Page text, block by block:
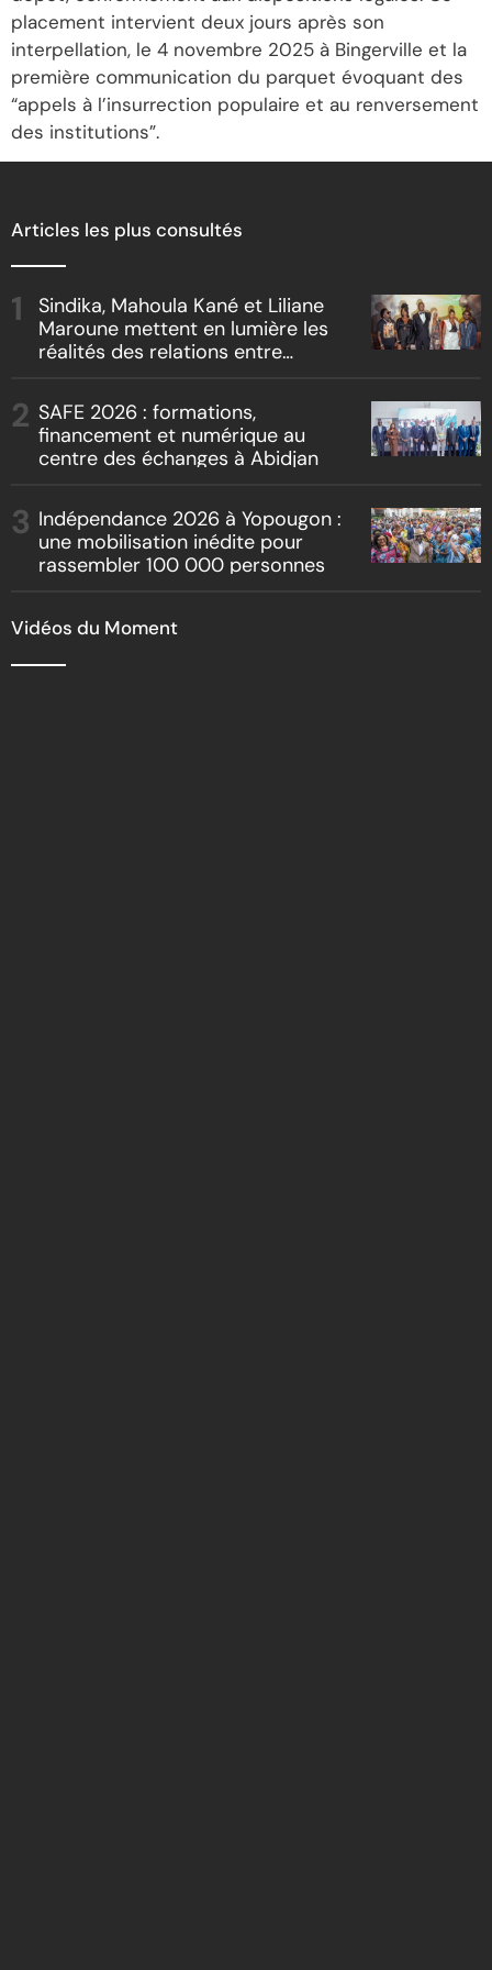
placement intervient deux jours après son
interpellation, le 4 novembre 2025 à Bingerville et la
première communication du parquet évoquant des
“appels à l’insurrection populaire et au renversement
des institutions”.
Articles les plus consultés
Sindika, Mahoula Kané et Liliane
Maroune mettent en lumière les
réalités des relations entre
« Boss vs Boss »
SAFE 2026 : formations,
financement et numérique au
centre des échanges à Abidjan
Indépendance 2026 à Yopougon :
une mobilisation inédite pour
rassembler 100 000 personnes
Vidéos du Moment